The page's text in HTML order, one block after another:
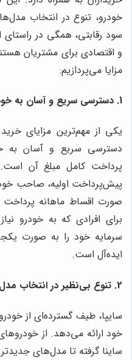
خودرو، تنوع در انتخاب
سود رقابتی، همگی در
و اقتصادی برای مشتریان
مزایا می‌پردازیم:
1. دسترسی سریع و آسان به
یکی از مهم‌ترین مزایای
دسترسی سریع و آسان به
پرداخت کامل مبلغ آن
پیش‌پرداخت اولیه، صاحب
صورت اقساط ماهانه پرداخت
برای افرادی که به خودرو
سرمایه خود را به صورت
ایده‌آل است.
2. تنوع بی‌نظیر در انتخاب
سایپا، طیف گسترده‌ای از
خود ارائه می‌دهد. از
ساینا گرفته تا مدل‌های